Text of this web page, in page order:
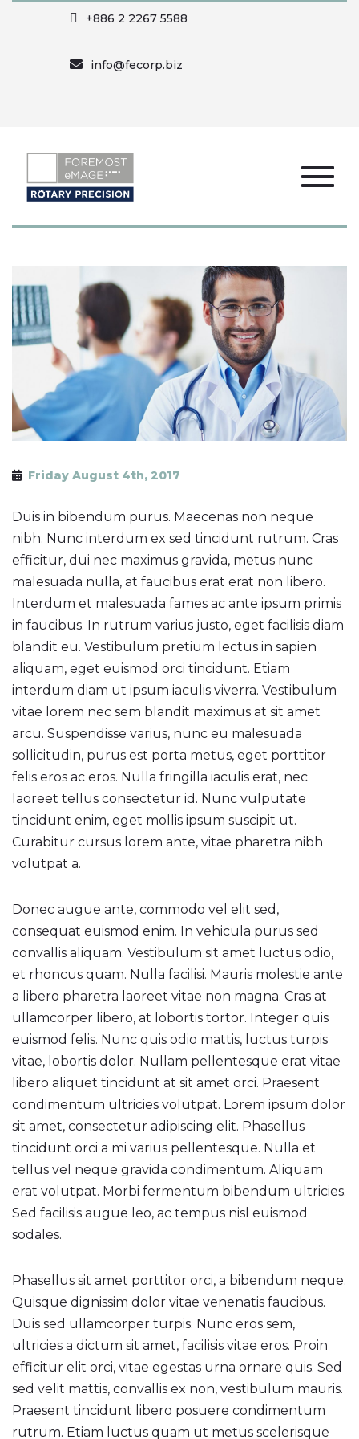
+886 2 2267 5588
info@fecorp.biz
Friday August 4th, 2017
Duis in bibendum purus. Maecenas non neque
nibh. Nunc interdum ex sed tincidunt rutrum. Cras
efficitur, dui nec maximus gravida, metus nunc
malesuada nulla, at faucibus erat erat non libero.
Interdum et malesuada fames ac ante ipsum primis
in faucibus. In rutrum varius justo, eget facilisis diam
blandit eu. Vestibulum pretium lectus in sapien
aliquam, eget euismod orci tincidunt. Etiam
interdum diam ut ipsum iaculis viverra. Vestibulum
vitae lorem nec sem blandit maximus at sit amet
arcu. Suspendisse varius, nunc eu malesuada
sollicitudin, purus est porta metus, eget porttitor
felis eros ac eros. Nulla fringilla iaculis erat, nec
laoreet tellus consectetur id. Nunc vulputate
tincidunt enim, eget mollis ipsum suscipit ut.
Curabitur cursus lorem ante, vitae pharetra nibh
volutpat a.
Donec augue ante, commodo vel elit sed,
consequat euismod enim. In vehicula purus sed
convallis aliquam. Vestibulum sit amet luctus odio,
et rhoncus quam. Nulla facilisi. Mauris molestie ante
a libero pharetra laoreet vitae non magna. Cras at
ullamcorper libero, at lobortis tortor. Integer quis
euismod felis. Nunc quis odio mattis, luctus turpis
vitae, lobortis dolor. Nullam pellentesque erat vitae
libero aliquet tincidunt at sit amet orci. Praesent
condimentum ultricies volutpat. Lorem ipsum dolor
sit amet, consectetur adipiscing elit. Phasellus
tincidunt orci a mi varius pellentesque. Nulla et
tellus vel neque gravida condimentum. Aliquam
erat volutpat. Morbi fermentum bibendum ultricies.
Sed facilisis augue leo, ac tempus nisl euismod
sodales.
Phasellus sit amet porttitor orci, a bibendum neque.
Quisque dignissim dolor vitae venenatis faucibus.
Duis sed ullamcorper turpis. Nunc eros sem,
ultricies a dictum sit amet, facilisis vitae eros. Proin
efficitur elit orci, vitae egestas urna ornare quis. Sed
sed velit mattis, convallis ex non, vestibulum mauris.
Praesent tincidunt libero posuere condimentum
rutrum. Etiam luctus quam ut metus scelerisque